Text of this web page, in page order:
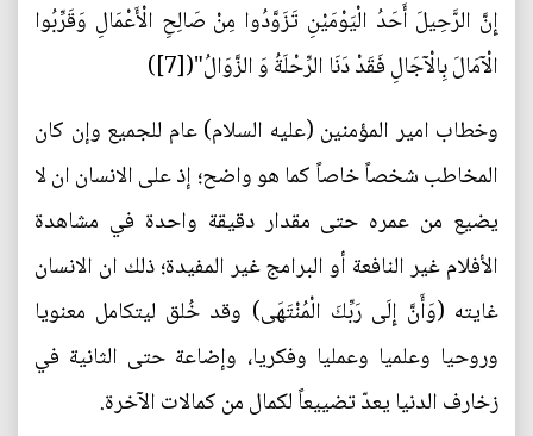
إِنَّ الرَّحِيلَ أَحَدُ الْيَوْمَيْنِ تَزَوَّدُوا مِنْ صَالِحِ الْأَعْمَالِ وَقَرِّبُوا
الْآمَالَ بِالْآجَالِ فَقَدْ دَنَا الرِّحْلَةُ وَ الزَّوَالُ"([7])
وخطاب امير المؤمنين (عليه السلام) عام للجميع وإن كان
المخاطب شخصاً خاصاً كما هو واضح؛ إذ على الانسان ان لا
يضيع من عمره حتى مقدار دقيقة واحدة في مشاهدة
الأفلام غير النافعة أو البرامج غير المفيدة؛ ذلك ان الانسان
غايته (وَأَنَّ إِلَى رَبِّكَ الْمُنْتَهَى) وقد خُلق ليتكامل معنويا
وروحيا وعلميا وعمليا وفكريا، وإضاعة حتى الثانية في
زخارف الدنيا يعدّ تضييعاً لكمال من كمالات الآخرة.